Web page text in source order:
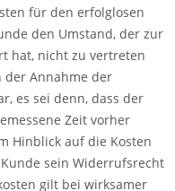
für den erfolglosen
den Umstand, der zur
hat, nicht zu vertreten
der Annahme der
es sei denn, dass der
Zeit vorher
Hinblick auf die Kosten
sein Widerrufsrecht
gilt bei wirksamer